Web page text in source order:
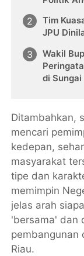
Tim
JPU
Wakil
di Sungai
Ditambahkan,
mencari
kedepan,
masyarakat
tipe dan
memimpin
jelas arah
'bersama' dan
pembangunan
Riau.